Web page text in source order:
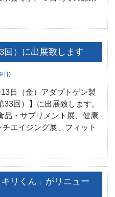
回）に出展致します
日)
日（金）アダプトゲン製
回）】に出展致します。
品・サプリメント展、健康
エイジング展、フィット
リくん」がリニュー